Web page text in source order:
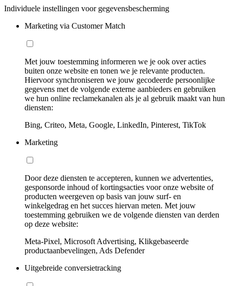
Individuele instellingen voor gegevensbescherming
Marketing via Customer Match
Met jouw toestemming informeren we je ook over acties
buiten onze website en tonen we je relevante producten.
Hiervoor synchroniseren we jouw gecodeerde persoonlijke
gegevens met de volgende externe aanbieders en gebruiken
we hun online reclamekanalen als je al gebruik maakt van hun
diensten:
Bing, Criteo, Meta, Google, LinkedIn, Pinterest, TikTok
Marketing
Door deze diensten te accepteren, kunnen we advertenties,
gesponsorde inhoud of kortingsacties voor onze website of
producten weergeven op basis van jouw surf- en
winkelgedrag en het succes hiervan meten. Met jouw
toestemming gebruiken we de volgende diensten van derden
op deze website:
Meta-Pixel, Microsoft Advertising, Klikgebaseerde
productaanbevelingen, Ads Defender
Uitgebreide conversietracking